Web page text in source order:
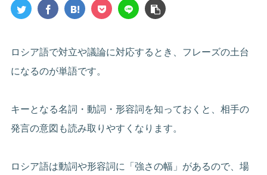
ロシア語で対立や議論に対応するとき、フレーズの土台
になるのが単語です。
キーとなる名詞・動詞・形容詞を知っておくと、相手の
発言の意図も読み取りやすくなります。
ロシア語は動詞や形容詞に「強さの幅」があるので、場